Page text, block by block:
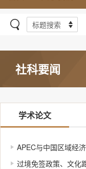
社科要闻
学术论文
APEC与中国区域经
过境免签政策、文化